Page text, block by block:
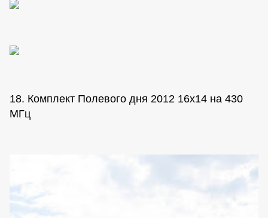
18. Комплект Полевого дня 2012 16х14 на 430
МГц